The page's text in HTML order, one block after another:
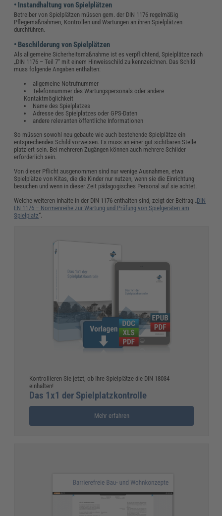
• Instandhaltung von Spielplätzen
Betreiber von Spielplätzen müssen gem. der DIN 1176 regelmäßig
Pflegemaßnahmen, Kontrollen und Wartungen an ihren Spielplätzen
durchführen.
• Beschilderung von Spielplätzen
Als allgemeine Sicherheitsmaßnahme ist es verpflichtend, Spielplätze nach
„DIN 1176 – Teil 7“ mit einem Hinweisschild zu kennzeichnen. Das Schild
muss folgende Angaben enthalten:
allgemeine Notrufnummer
Telefonnummer des Wartungspersonals oder andere
Kontaktmöglichkeit
Name des Spielplatzes
Adresse des Spielplatzes oder GPS-Daten
andere relevanten öffentliche Informationen
So müssen sowohl neu gebaute wie auch bestehende Spielplätze ein
entsprechendes Schild vorweisen. Es muss an einer gut sichtbaren Stelle
platziert sein. Bei mehreren Zugängen können auch mehrere Schilder
erforderlich sein.
Von dieser Pflicht ausgenommen sind nur wenige Ausnahmen, etwa
Spielplätze von Kitas, die die Kinder nur nutzen, wenn sie die Einrichtung
besuchen und wenn in dieser Zeit pädagogisches Personal auf sie achtet.
Welche weiteren Inhalte in der DIN 1176 enthalten sind, zeigt der Beitrag „DIN
EN 1176 – Normenreihe zur Wartung und Prüfung von Spielgeräten am
Spielplatz“.
Kontrollieren Sie jetzt, ob Ihre Spielplätze die DIN 18034
einhalten!
Das 1x1 der Spielplatzkontrolle
Mehr erfahren